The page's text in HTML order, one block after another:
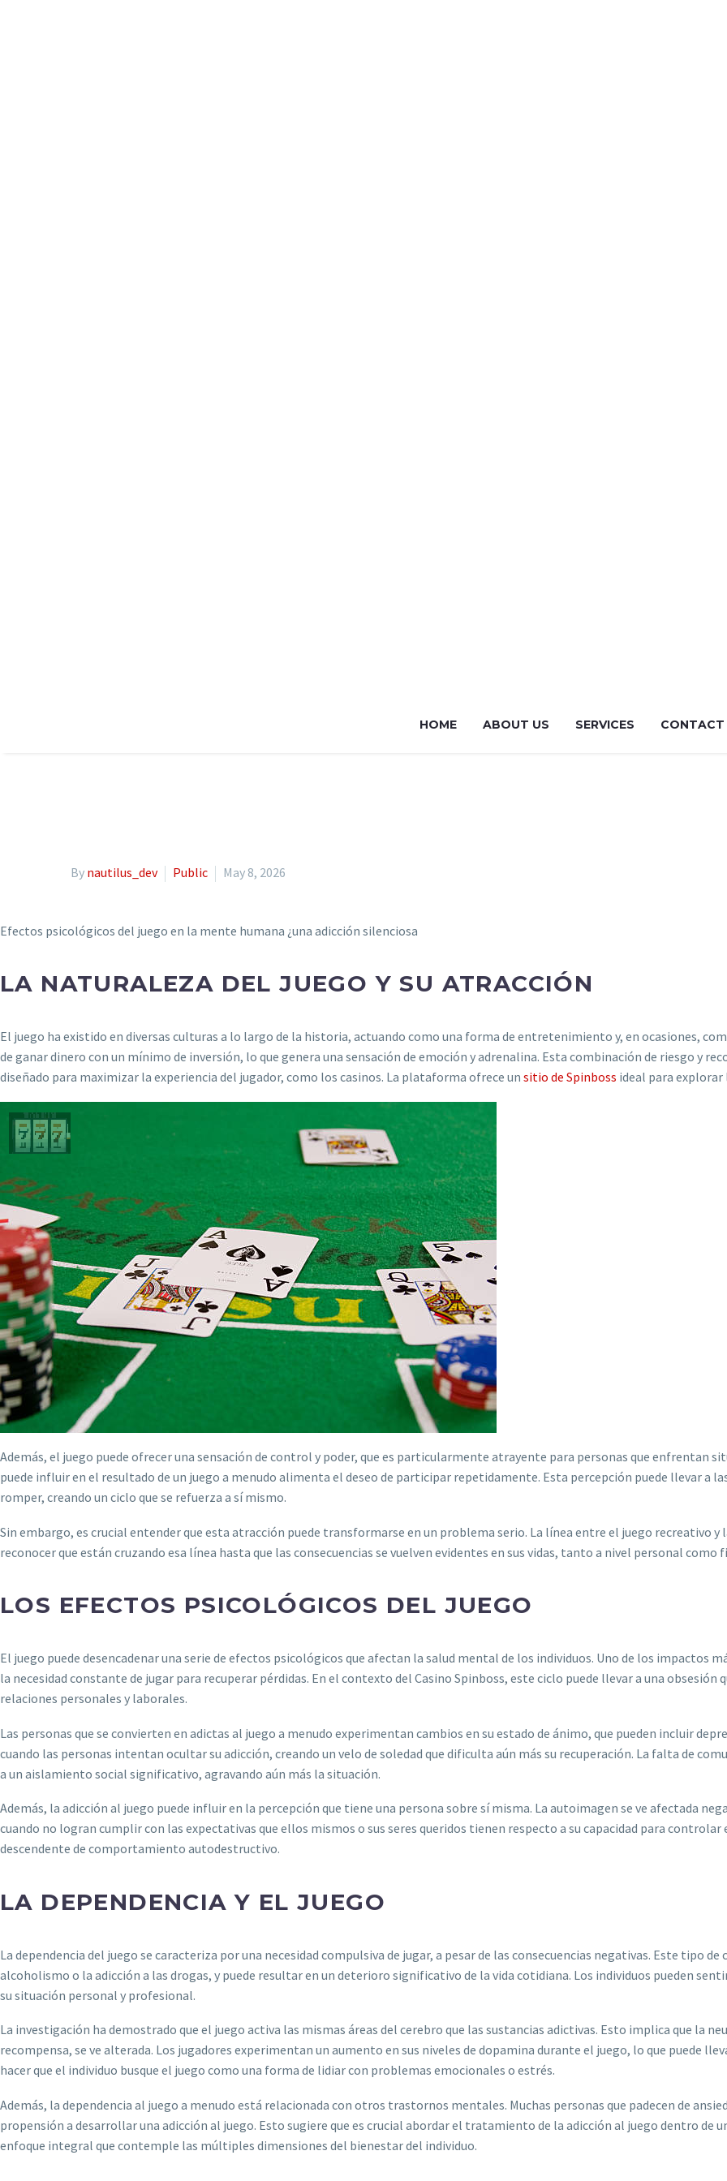
HOME ABOUT US SERVICES CONTACT
By nautilus_dev Public May 8, 2026
Efectos psicológicos del juego en la mente humana ¿una adicción silenciosa
LA NATURALEZA DEL JUEGO Y SU ATRACCIÓN
El juego ha existido en diversas culturas a lo largo de la historia, actuando como una forma de entretenimiento y, en ocasiones,
de ganar dinero con un mínimo de inversión, lo que genera una sensación de emoción y adrenalina. Esta combinación de riesgo y
diseñado para maximizar la experiencia del jugador, como los casinos. La plataforma ofrece un sitio de Spinboss ideal para explorar
Además, el juego puede ofrecer una sensación de control y poder, que es particularmente atrayente para personas que enfrentan
puede influir en el resultado de un juego a menudo alimenta el deseo de participar repetidamente. Esta percepción puede llevar a
romper, creando un ciclo que se refuerza a sí mismo.
Sin embargo, es crucial entender que esta atracción puede transformarse en un problema serio. La línea entre el juego recreativo y
reconocer que están cruzando esa línea hasta que las consecuencias se vuelven evidentes en sus vidas, tanto a nivel personal como
LOS EFECTOS PSICOLÓGICOS DEL JUEGO
El juego puede desencadenar una serie de efectos psicológicos que afectan la salud mental de los individuos. Uno de los impactos
la necesidad constante de jugar para recuperar pérdidas. En el contexto del Casino Spinboss, este ciclo puede llevar a una
relaciones personales y laborales.
Las personas que se convierten en adictas al juego a menudo experimentan cambios en su estado de ánimo, que pueden incluir
cuando las personas intentan ocultar su adicción, creando un velo de soledad que dificulta aún más su recuperación. La falta de
a un aislamiento social significativo, agravando aún más la situación.
Además, la adicción al juego puede influir en la percepción que tiene una persona sobre sí misma. La autoimagen se ve afectada
cuando no logran cumplir con las expectativas que ellos mismos o sus seres queridos tienen respecto a su capacidad para
descendente de comportamiento autodestructivo.
LA DEPENDENCIA Y EL JUEGO
La dependencia del juego se caracteriza por una necesidad compulsiva de jugar, a pesar de las consecuencias negativas. Este tipo
alcoholismo o la adicción a las drogas, y puede resultar en un deterioro significativo de la vida cotidiana. Los individuos pueden
su situación personal y profesional.
La investigación ha demostrado que el juego activa las mismas áreas del cerebro que las sustancias adictivas. Esto implica que la
recompensa, se ve alterada. Los jugadores experimentan un aumento en sus niveles de dopamina durante el juego, lo que puede
hacer que el individuo busque el juego como una forma de lidiar con problemas emocionales o estrés.
Además, la dependencia al juego a menudo está relacionada con otros trastornos mentales. Muchas personas que padecen de
propensión a desarrollar una adicción al juego. Esto sugiere que es crucial abordar el tratamiento de la adicción al juego dentro
enfoque integral que contemple las múltiples dimensiones del bienestar del individuo.